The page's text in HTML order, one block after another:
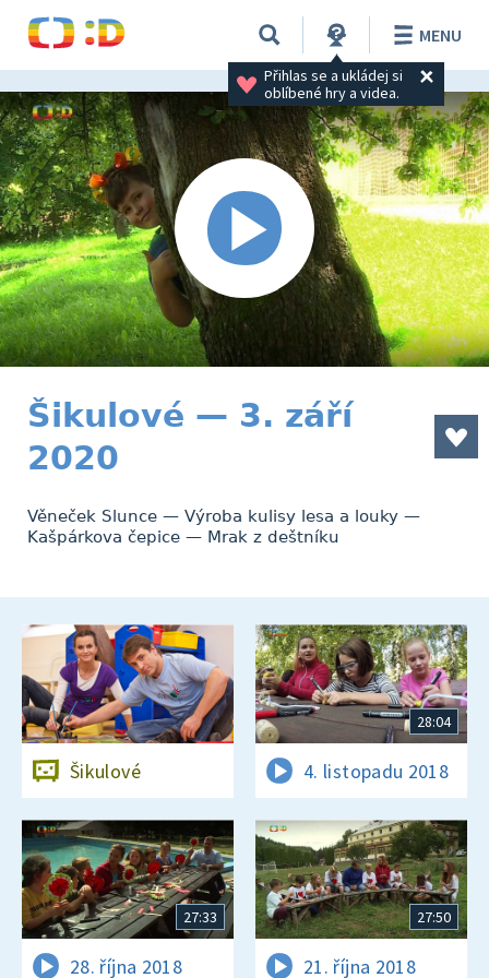
Přihlas se a ukládej si
oblíbené hry a videa.
MENU
Šikulové — 3. září
2020
Věneček Slunce — Výroba kulisy lesa a louky —
Kašpárkova čepice — Mrak z deštníku
Šikulové
28:04
4. listopadu 2018
27:33
28. října 2018
27:50
21. října 2018